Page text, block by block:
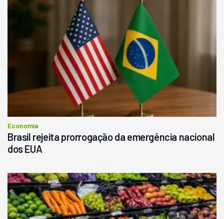
Economia
Brasil rejeita prorrogação da emergência nacional
dos EUA